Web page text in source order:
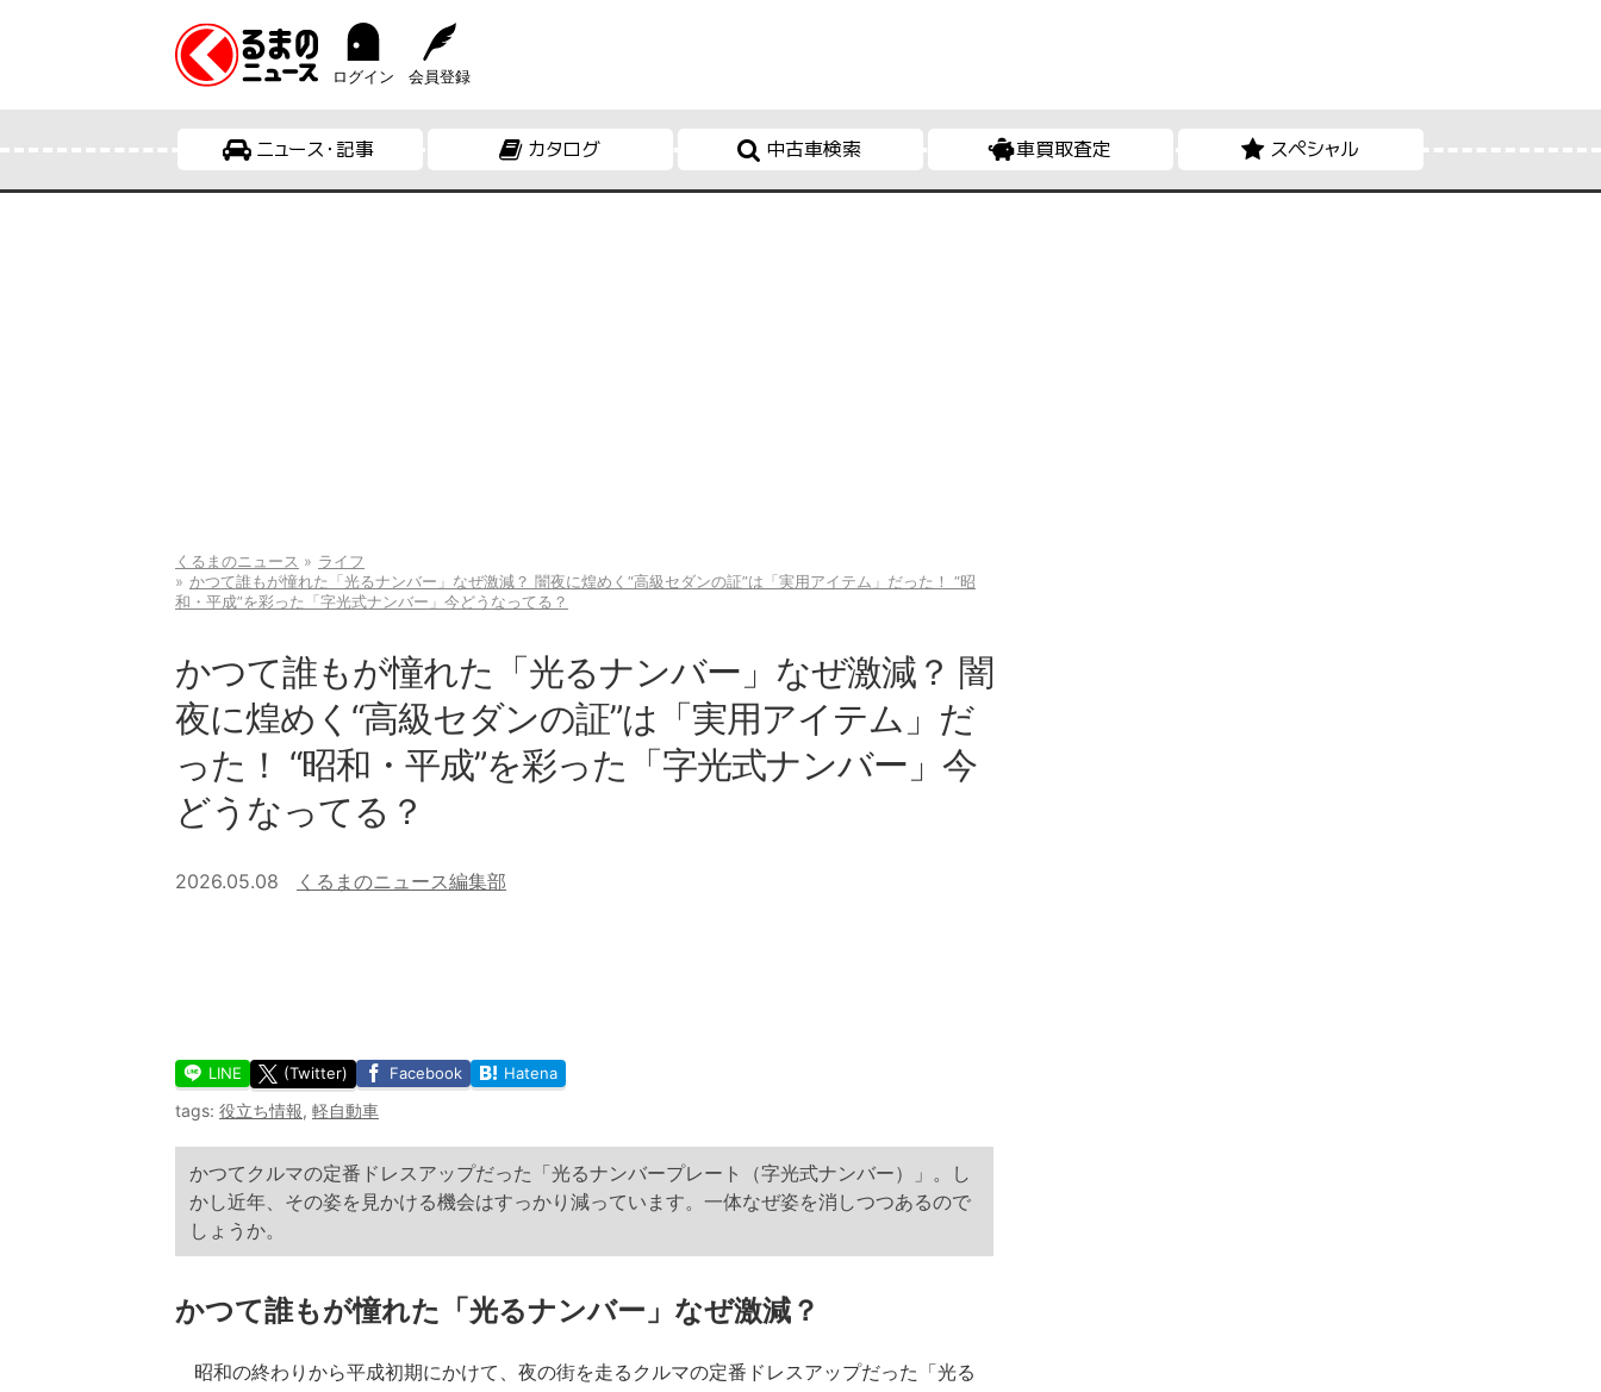
ログイン 会員登録
ニュース・記事 カタログ 中古車検索 車買取査定 スペシャル
くるまのニュース
ライフ
かつて誰もが憧れた「光るナンバー」なぜ激減？ 闇夜に煌めく“高級セダンの証”は「実用アイテム」だった！ “昭
和・平成”を彩った「字光式ナンバー」今どうなってる？
かつて誰もが憧れた「光るナンバー」なぜ激減？ 闇
夜に煌めく“高級セダンの証”は「実用アイテム」だ
った！ “昭和・平成”を彩った「字光式ナンバー」今
どうなってる？
2026.05.08 くるまのニュース編集部
LINE (Twitter) Facebook Hatena
tags: 役立ち情報, 軽自動車
かつてクルマの定番ドレスアップだった「光るナンバープレート（字光式ナンバー）」。し
かし近年、その姿を見かける機会はすっかり減っています。一体なぜ姿を消しつつあるので
しょうか。
かつて誰もが憧れた「光るナンバー」なぜ激減？
昭和の終わりから平成初期にかけて、夜の街を走るクルマの定番ドレスアップだった「光る